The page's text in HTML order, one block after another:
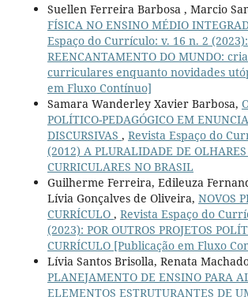
Suellen Ferreira Barbosa , Marcio
FÍSICA NO ENSINO MÉDIO
Espaço do Currículo: v. 16 n. 2 (2023):
REENCANTAMENTO DO MUNDO:
curriculares enquanto novidades
em Fluxo Contínuo]
Samara Wanderley Xavier Barbosa,
POLÍTICO-PEDAGÓGICO EM
DISCURSIVAS , Revista Espaço do
(2012) A PLURALIDADE DE
CURRICULARES NO BRASIL
Guilherme Ferreira, Edileuza
Lívia Gonçalves de Oliveira, NOVOS
CURRÍCULO , Revista Espaço do
(2023): POR OUTROS PROJETOS
CURRÍCULO [Publicação em Fluxo
Lívia Santos Brisolla, Renata
PLANEJAMENTO DE ENSINO PARA
ELEMENTOS ESTRUTURANTES DE